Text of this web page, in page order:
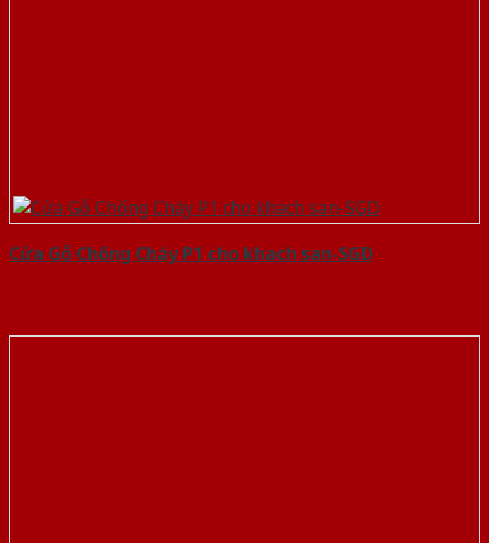
Cửa Gỗ Chống Cháy P1 cho khach san-SGD